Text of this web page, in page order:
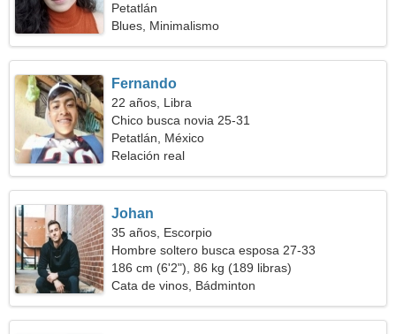
Petatlán
Blues, Minimalismo
Fernando
22 años, Libra
Chico busca novia 25-31
Petatlán, México
Relación real
Johan
35 años, Escorpio
Hombre soltero busca esposa 27-33
186 cm (6'2"), 86 kg (189 libras)
Cata de vinos, Bádminton